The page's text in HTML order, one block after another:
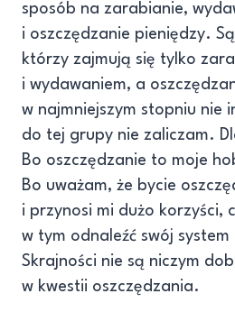
sposób na zarabianie,
i oszczędzanie pieniędzy.
którzy zajmują się tylko
i wydawaniem, a
w najmniejszym stopniu nie
do tej grupy nie zaliczam.
Bo oszczędzanie to moje
Bo uważam, że bycie
i przynosi mi dużo korzyści,
w tym odnaleźć swój
Skrajności nie są niczym
w kwestii oszczędzania.